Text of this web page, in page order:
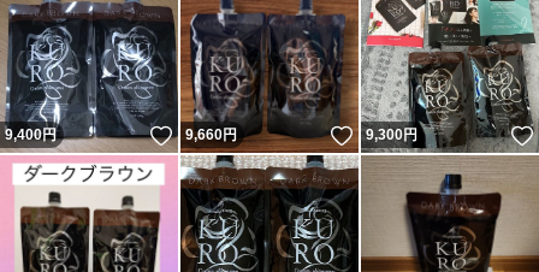
9,400円 いいね！
9,660円 いいね！
9,300円